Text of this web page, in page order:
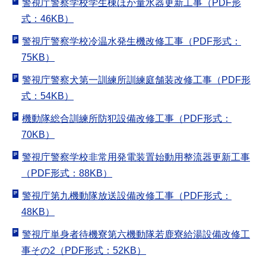
警視庁警察学校学生棟ほか量水器更新工事（PDF形
式：46KB）
警視庁警察学校冷温水発生機改修工事（PDF形式：
75KB）
警視庁警察犬第一訓練所訓練庭舗装改修工事（PDF形
式：54KB）
機動隊総合訓練所防犯設備改修工事（PDF形式：
70KB）
警視庁警察学校非常用発電装置始動用整流器更新工事
（PDF形式：88KB）
警視庁第九機動隊放送設備改修工事（PDF形式：
48KB）
警視庁単身者待機寮第六機動隊若鹿寮給湯設備改修工
事その2（PDF形式：52KB）